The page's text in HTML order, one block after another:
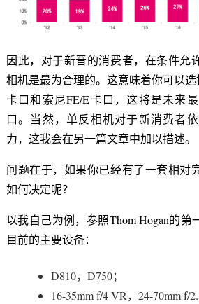
因此，对于新晋的消费者，在条件允
相机是最为合理的。这意味着你可以
卡口和索尼FE/E卡口，这将是未来
口。当然，单反相机对于新消费者
力，这我会在另一篇文章中加以描述。
问题在于，如果你已经有了一套相对
如何决定呢？
以我自己为例，参照Thom Hogan的
目前的主要设备：
D810，D750；
16-35mm f/4 VR，24-70mm f/